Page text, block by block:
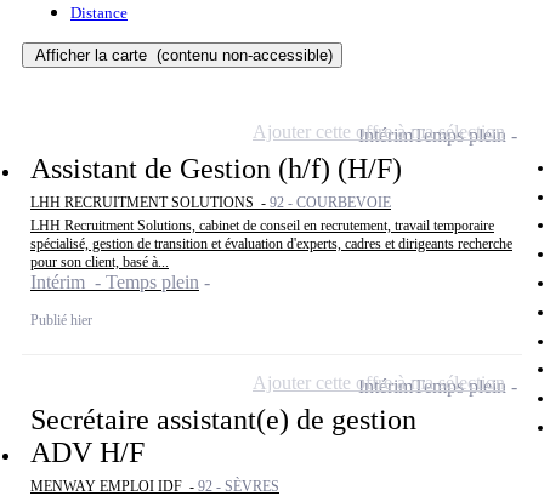
Distance
Afficher la carte (contenu non-accessible)
Assistant de Gestion (h/f) (H/F)
LHH RECRUITMENT SOLUTIONS - 92 - COURBEVOIE
LHH Recruitment Solutions, cabinet de conseil en recrutement, travail temporaire
spécialisé, gestion de transition et évaluation d'experts, cadres et dirigeants recherche
pour son client, basé à...
Intérim - Temps plein
Publié hier
IntérimTemps plein
Ajouter cette offre à ma sélection
Secrétaire assistant(e) de gestion
ADV H/F
MENWAY EMPLOI IDF - 92 - SÈVRES
IntérimTemps plein
Ajouter cette offre à ma sélection